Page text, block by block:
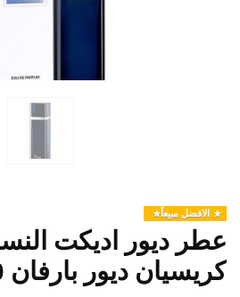
الافضل مبيعاً
عطر ديور اديكت
كريسيان ديور بارفان 50 مل